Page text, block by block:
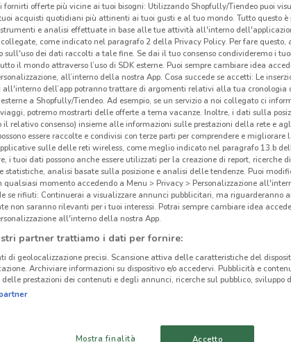
volantini nella tua zona. Riprova più tardi.
VALDAGNO VICENZA
fornirti offerte più vicine ai tuoi bisogni: Utilizzando Shopfully/Tiendeo puoi
acquisti quotidiani più attinenti ai tuoi gusti e al tuo mondo. Tutto questo è
e analisi effettuate in base alle tue attività all'interno
come indicato nel paragrafo 2 della Privacy Policy. Per fare questo,
sull'uso dei dati raccolti a tale fine. Se dai il tuo consenso condivideremo i
il mondo attraverso l’uso di SDK esterne. Puoi sempre cambiare idea
all’interno della nostra App. Cosa succede se accetti: Le
all'interno dell’app potranno trattare di argomenti relativi alla tua cronologia
a Shopfully/Tiendeo. Ad esempio, se un servizio a noi collegato ci
potremo mostrarti delle offerte a tema vacanze. Inoltre, i dati sulla
il relativo consenso) insieme alle informazioni sulle prestazioni della rete e
essere raccolte e condivisi con terze parti per comprendere e
sulle delle reti wireless, come meglio indicato nel paragrafo 13.b
i tuoi dati possono anche essere utilizzati per la creazione di report, ricerche
statistiche, analisi basate sulla posizione e analisi delle tendenze. Puoi
qualsiasi momento accedendo a Menu > Privacy > Personalizzazione
se rifiuti: Continuerai a visualizzare annunci pubblicitari, ma riguarderanno
non saranno rilevanti per i tuoi interessi. Potrai sempre cambiare idea
all'interno della nostra App.
partner trattiamo i dati per fornire:
di geolocalizzazione precisi. Scansione attiva delle caratteristiche del
Archiviare informazioni su dispositivo e/o accedervi. Pubblicità e
prestazioni dei contenuti e degli annunci, ricerche sul pubblico, sviluppo
Mostra finalità Accetto